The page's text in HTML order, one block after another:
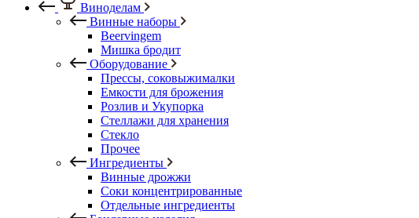
Виноделам
Винные наборы
Beervingem
Мишка бродит
Оборудование
Прессы, соковыжималки
Емкости для брожения
Розлив и Укупорка
Стеллажи для хранения
Стекло
Прочее
Ингредиенты
Винные дрожжи
Соки концентрированные
Отдельные ингредиенты